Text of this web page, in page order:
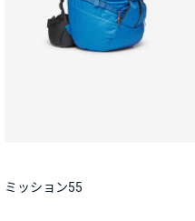
ミッション55